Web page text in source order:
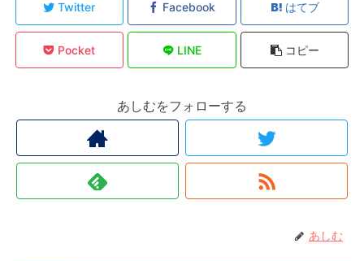
Twitter Facebook はてブ
Pocket LINE コピー
あしむをフォローする
あしむ